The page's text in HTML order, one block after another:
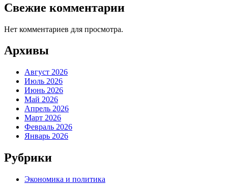
Свежие комментарии
Нет комментариев для просмотра.
Архивы
Август 2026
Июль 2026
Июнь 2026
Май 2026
Апрель 2026
Март 2026
Февраль 2026
Январь 2026
Рубрики
Экономика и политика